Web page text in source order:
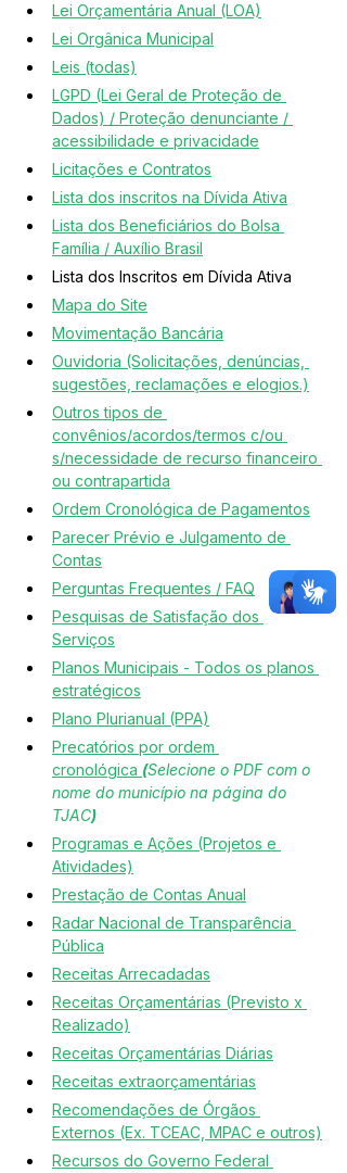
Lei Orçamentária Anual (LOA)
Lei Orgânica Municipal
Leis (todas)
LGPD (Lei Geral de Proteção de
Dados) / Proteção denunciante /
acessibilidade e privacidade
Licitações e Contratos
Lista dos inscritos na Dívida Ativa
Lista dos Beneficiários do Bolsa
Família / Auxílio Brasil
Lista dos Inscritos em Dívida Ativa
Mapa do Site
Movimentação Bancária
Ouvidoria (Solicitações, denúncias,
sugestões, reclamações e elogios.)
Outros tipos de
convênios/acordos/termos c/ou
s/necessidade de recurso financeiro
ou contrapartida
Ordem Cronológica de Pagamentos
Parecer Prévio e Julgamento de
Contas
Perguntas Frequentes / FAQ
Pesquisas de Satisfação dos
Serviços
Planos Municipais - Todos os planos
estratégicos
Plano Plurianual (PPA)
Precatórios por ordem
cronológica (Selecione o PDF com o
nome do município na página do
TJAC)
Programas e Ações (Projetos e
Atividades)
Prestação de Contas Anual
Radar Nacional de Transparência
Pública
Receitas Arrecadadas
Receitas Orçamentárias (Previsto x
Realizado)
Receitas Orçamentárias Diárias
Receitas extraorçamentárias
Recomendações de Órgãos
Externos (Ex. TCEAC, MPAC e outros)
Recursos do Governo Federal